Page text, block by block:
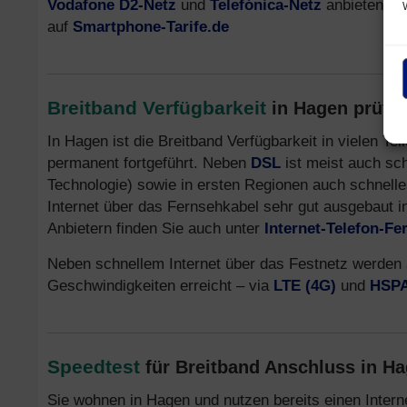
Vodafone D2-Netz und Telefónica-Netz anbieten.
auf Smartphone-Tarife.de
Breitband Verfügbarkeit in Hagen
In Hagen ist die Breitband Verfügbarkeit in vielen
permanent fortgeführt. Neben DSL ist meist auch
Technologie) sowie in ersten Regionen auch
Internet über das Fernsehkabel sehr gut ausgebaut
Anbietern finden Sie auch unter Internet-Telefon-
Neben schnellem Internet über das Festnetz
Geschwindigkeiten erreicht – via LTE (4G) und
Speedtest für Breitband Anschluss in
Sie wohnen in Hagen und nutzen bereits einen